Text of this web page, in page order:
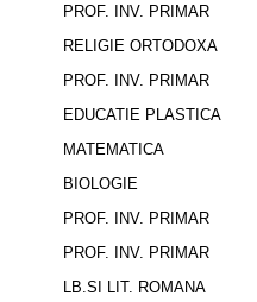
PROF. INV. PRIMAR
RELIGIE ORTODOXA
PROF. INV. PRIMAR
EDUCATIE PLASTICA
MATEMATICA
BIOLOGIE
PROF. INV. PRIMAR
PROF. INV. PRIMAR
LB.SI LIT. ROMANA